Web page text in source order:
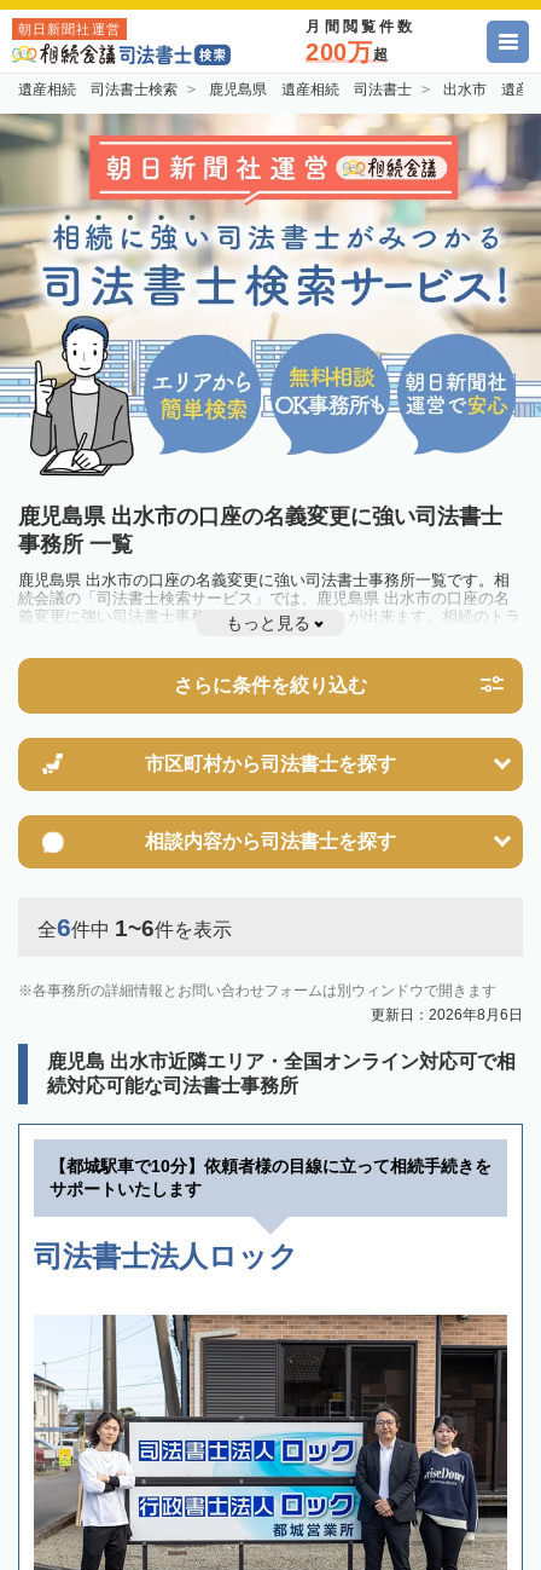
朝日新聞社運営 月間閲覧件数
200万超
遺産相続 司法書士検索 鹿児島県 遺産相続 司法書士 出水市 遺産
鹿児島県 出水市の口座の名義変更に強い司法書士
事務所 一覧
鹿児島県 出水市の口座の名義変更に強い司法書士事務所一覧です。相
続会議の「司法書士検索サービス」では、鹿児島県 出水市の口座の名
義変更に強い司法書士事務所を一覧で見ることが出来ます。相続のトラ
ブルやお悩みを抱えている方は一度近隣の司法書士に相談してみましょ
もっと見る
さらに条件を絞り込む
市区町村から司法書士を探す
相談内容から司法書士を探す
全6件中 1~6件を表示
各事務所の詳細情報とお問い合わせフォームは別ウィンドウで開きます
更新日：2026年8月6日
鹿児島 出水市近隣エリア・全国オンライン対応可で相
続対応可能な司法書士事務所
【都城駅車で10分】依頼者様の目線に立って相続手続きを
サポートいたします
司法書士法人ロック